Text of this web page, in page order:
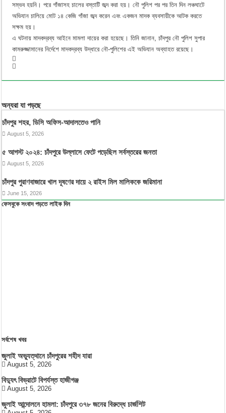
সম্ভব হয়নি। পরে গাঁজাসহ চালের বস্তাটি জব্দ করা হয়। নৌ পুলিশ পর পর তিন দিন লঞ্চঘাটে
অভিযান চালিয়ে মোট ১৪ কেজি গাঁজা জব্দ করেন এবং একজন মাদক ব্যবসায়ীকে আটক করতে
সক্ষম হয়।
এ ঘটনায় মাদকদ্রব্য আইনে মামলা দায়ের করা হয়েছে। তিনি জানান, চাঁদপুর নৌ পুলিশ সুপার
কামরুজ্জামানের নির্দেশে মাদকদ্রব্য উদ্ধারে নৌ-পুলিশের এই অভিযান অব্যাহত রয়েছে।
অন্যরা যা পড়ছে
চাঁদপুর শহর, ডিসি অফিস-আদালতেও পানি
August 5, 2026
৫ আগস্ট ২০২৪: চাঁদপুরে উল্লাসে ফেটে পড়েছিল সর্বস্তরের জনতা
August 5, 2026
চাঁদপুর পুরাণবাজারে খাল দূষণের দায়ে ২ রাইস মিল মালিককে জরিমানা
June 15, 2026
ফেসবুকে সংবাদ পড়তে লাইক দিন
সর্বশেষ খবর
জুলাই অভ্যুত্থানে চাঁদপুরের শহীদ যারা
August 5, 2026
বিদ্যুৎ বিভ্রাটে বিপর্যস্ত হাজীগঞ্জ
August 5, 2026
জুলাই আন্দোলনে হামলা: চাঁদপুরে ৩৭৮ জনের বিরুদ্ধে চার্জশিট